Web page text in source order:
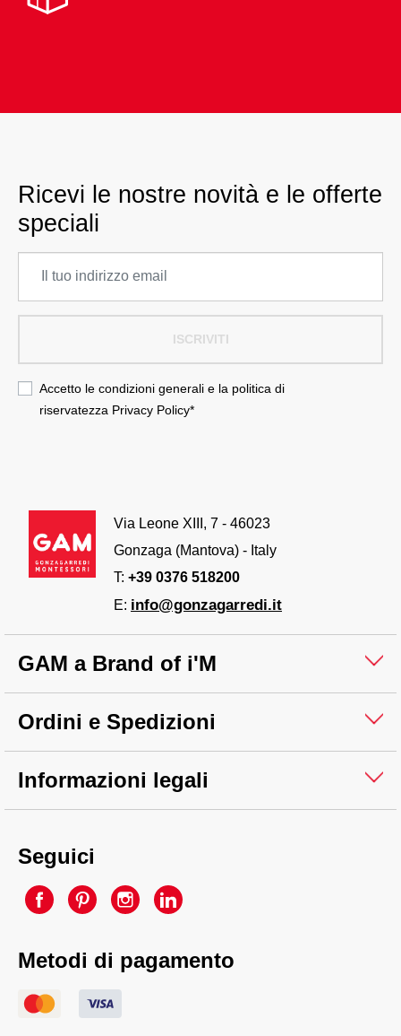
Ricevi le nostre novità e le offerte
speciali
ISCRIVITI
Accetto le condizioni generali e la politica di
riservatezza Privacy Policy*
Via Leone XIII, 7 - 46023
Gonzaga (Mantova) - Italy
T: +39 0376 518200
E: info@gonzagarredi.it
GAM a Brand of i'M
Ordini e Spedizioni
Informazioni legali
Seguici
Metodi di pagamento